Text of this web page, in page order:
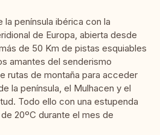
la península ibérica con la
de Europa, abierta desde
de 50 Km de pistas esquiables
amantes del senderismo
rutas de montaña para acceder
la península, el Mulhacen y el
Todo ello con una estupenda
20ºC durante el mes de